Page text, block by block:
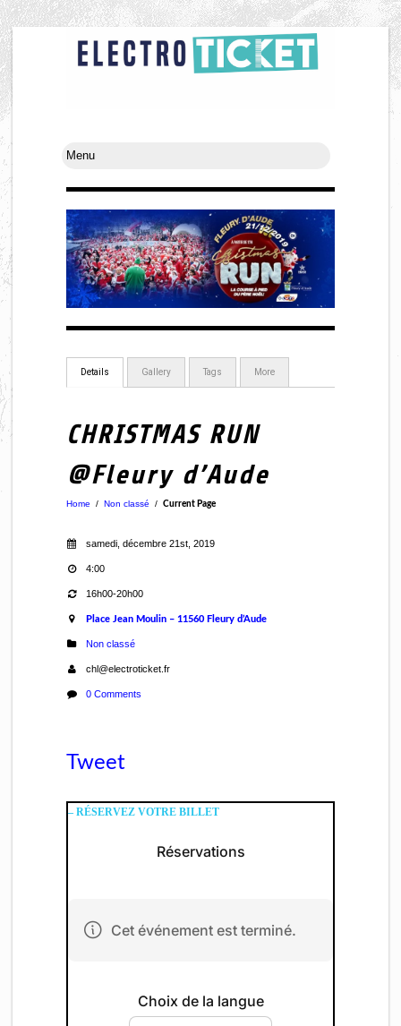
Details Gallery Tags More
CHRISTMAS RUN
@Fleury d’Aude
Home / Non classé / Current Page
samedi, décembre 21st, 2019
4:00
16h00-20h00
Place Jean Moulin – 11560 Fleury d’Aude
Non classé
chl@electroticket.fr
0 Comments
Tweet
– RÉSERVEZ VOTRE BILLET